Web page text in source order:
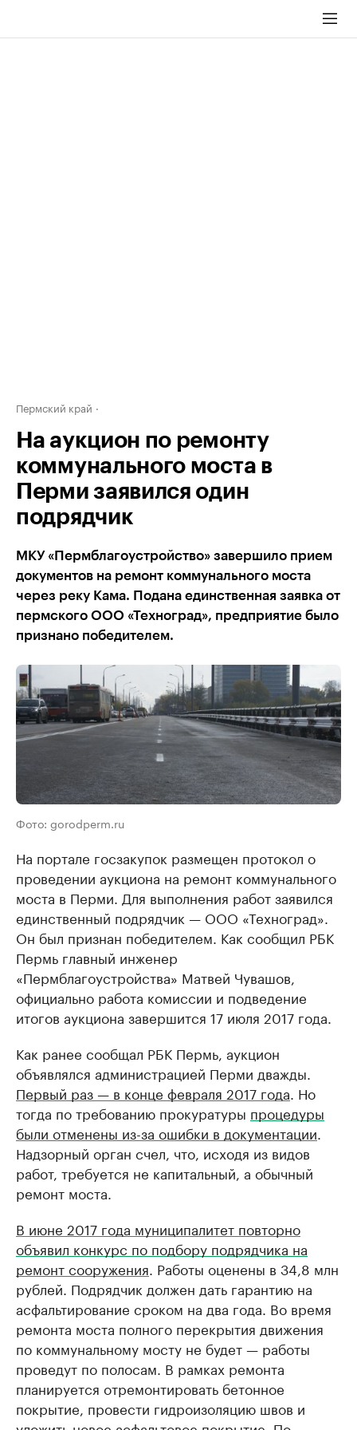
Пермский край
На аукцион по ремонту
коммунального моста в
Перми заявился один
подрядчик
МКУ «Пермблагоустройство» завершило прием
документов на ремонт коммунального моста
через реку Кама. Подана единственная заявка от
пермского ООО «Техноград», предприятие было
признано победителем.
Фото: gorodperm.ru
На портале госзакупок размещен протокол о
проведении аукциона на ремонт коммунального
моста в Перми. Для выполнения работ заявился
единственный подрядчик — ООО «Техноград».
Он был признан победителем. Как сообщил РБК
Пермь главный инженер
«Пермблагоустройства» Матвей Чувашов,
официально работа комиссии и подведение
итогов аукциона завершится 17 июля 2017 года.
Как ранее сообщал РБК Пермь, аукцион
объявлялся администрацией Перми дважды.
Первый раз — в конце февраля 2017 года . Но
тогда по требованию прокуратуры процедуры
были отменены из-за ошибки в документации
Надзорный орган счел, что, исходя из видов
работ, требуется не капитальный, а обычный
ремонт моста.
В июне 2017 года муниципалитет повторно
объявил конкурс по подбору подрядчика на
ремонт сооружения . Работы оценены в 34,8 млн
рублей. Подрядчик должен дать гарантию на
асфальтирование сроком на два года. Во время
ремонта моста полного перекрытия движения
по коммунальному мосту не будет — работы
проведут по полосам. В рамках ремонта
планируется отремонтировать бетонное
покрытие, провести гидроизоляцию швов и